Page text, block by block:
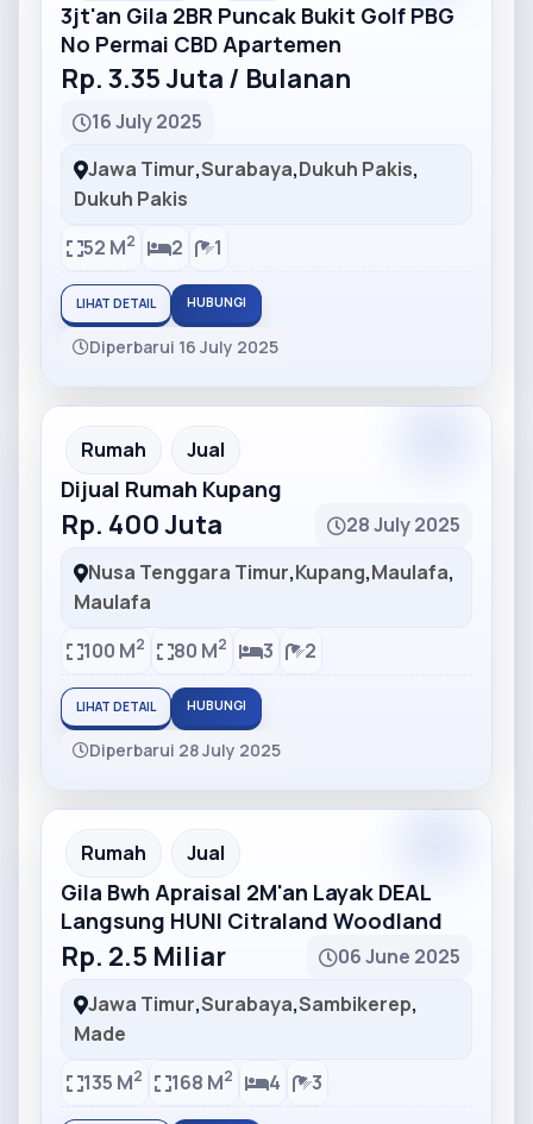
3jt'an Gila 2BR Puncak Bukit Golf PBG
No Permai CBD Apartemen
Rp. 3.35 Juta / Bulanan
16 July 2025
Jawa Timur,Surabaya,Dukuh Pakis,
Dukuh Pakis
52 M2 2 1
LIHAT DETAIL HUBUNGI
Diperbarui 16 July 2025
Partner Ad
Rumah Jual
Dijual Rumah Kupang
Rp. 400 Juta
28 July 2025
Nusa Tenggara Timur,Kupang,Maulafa,
Maulafa
100 M2 80 M2 3 2
LIHAT DETAIL HUBUNGI
Diperbarui 28 July 2025
Partner Ad
Rumah Jual
Gila Bwh Apraisal 2M'an Layak DEAL
Langsung HUNI Citraland Woodland
Rp. 2.5 Miliar
06 June 2025
Jawa Timur,Surabaya,Sambikerep,
Made
135 M2 168 M2 4 3